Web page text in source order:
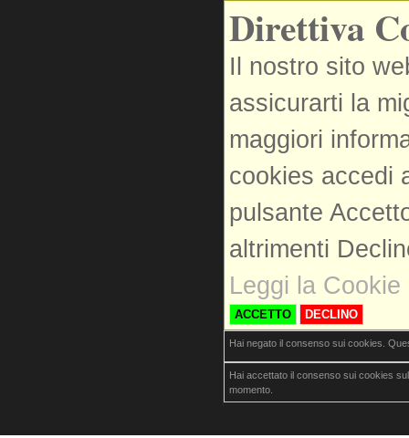
Direttiva
Il nostro sito
assicurarti la
maggiori
cookies accedi
pulsante
altrimenti
Leggi la Cookie
ACCETTO DECLINO
Hai negato il consenso sui cookies.
Hai accettato il consenso sui cookies
momento.